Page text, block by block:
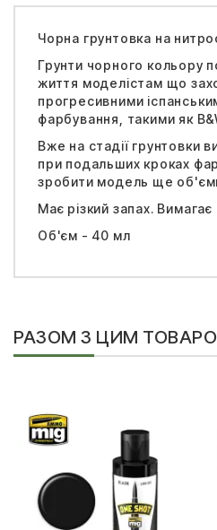
Чорна грунтовка на
Грунти чорного кольору
життя моделістам що
прогресивними
фарбування, такими як
Вже на стадії грунтовки
при подальших кроках
зробити модель ще
Має різкий запах.
Об'єм - 40 мл
РАЗОМ З ЦИМ